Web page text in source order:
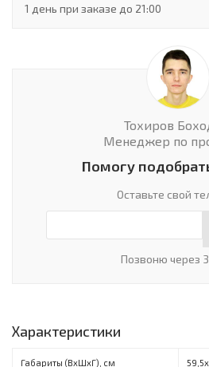
1 день при заказе до 21:00
Тохиров
Менеджер по
Помогу
Оставьте свой
Позвоню через
Характеристики
Габариты (ВxШxГ), см